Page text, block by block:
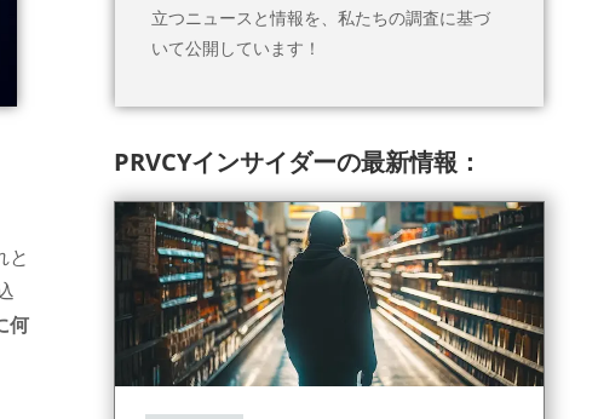
立つニュースと情報を、私たちの調査に基づ
いて公開しています！
と
何
PRVCYインサイダーの最新情報：